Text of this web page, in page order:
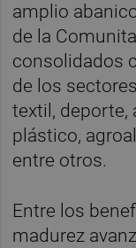
amplio
de la
consolidados
de los
textil, deporte,
plástico,
entre otros.
Entre los
madurez